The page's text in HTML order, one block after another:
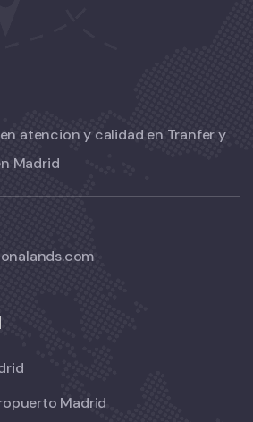
atencion y calidad en Tranfer y
Madrid
Madrid